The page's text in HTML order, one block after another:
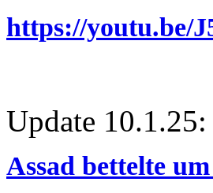
https://youtu.be/
Update 10.1.25:
Assad bettelte